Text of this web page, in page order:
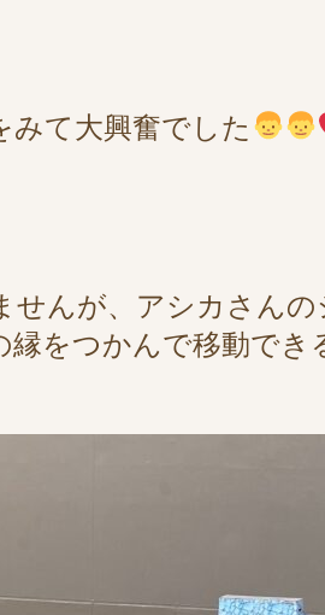
みて大興奮でした
せんが、アシカさん
縁をつかんで移動で